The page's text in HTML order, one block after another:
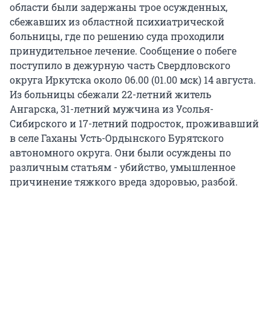
области были задержаны трое осужденных,
сбежавших из областной психиатрической
больницы, где по решению суда проходили
принудительное лечение. Сообщение о побеге
поступило в дежурную часть Свердловского
округа Иркутска около 06.00 (01.00 мск) 14 августа.
Из больницы сбежали 22-летний житель
Ангарска, 31-летний мужчина из Усолья-
Сибирского и 17-летний подросток, проживавший
в селе Гаханы Усть-Ордынского Бурятского
автономного округа. Они были осуждены по
различным статьям - убийство, умышленное
причинение тяжкого вреда здоровью, разбой.